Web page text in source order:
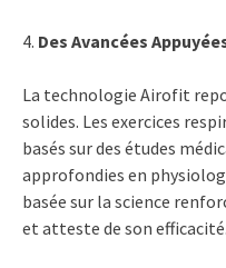
4. Des Avancées
La technologie Airofit
solides. Les exercices
basés sur des études
approfondies en
basée sur la science
et atteste de son efficacité.